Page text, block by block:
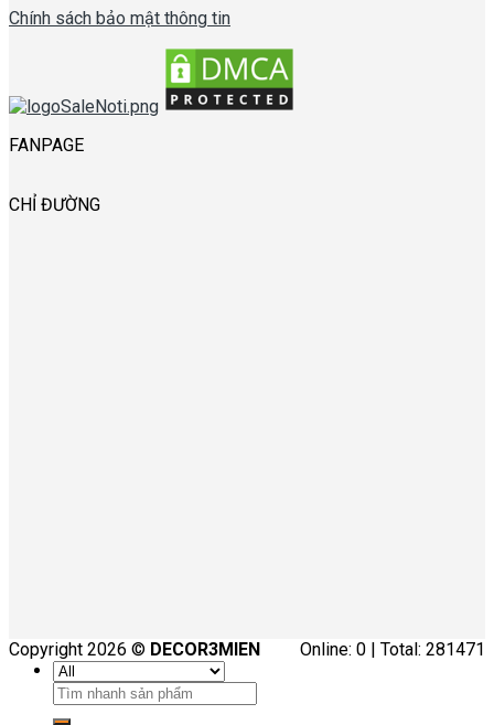
Chính sách bảo mật thông tin
FANPAGE
CHỈ ĐƯỜNG
Online: 0 | Total: 281471
Copyright 2026 © DECOR3MIEN
Tìm
kiếm: